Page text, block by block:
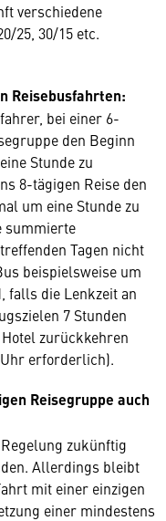
verschiedene
25, 30/15 etc.
Reisebusfahrten:
bei einer 6-
den Beginn
Stunde zu
8-tägigen Reise den
um eine Stunde zu
summierte
Tagen nicht
beispielsweise um
falls die Lenkzeit an
7 Stunden
zurückkehren
erforderlich).
Reisegruppe auch
zukünftig
Allerdings bleibt
mit einer einzigen
einer mindestens